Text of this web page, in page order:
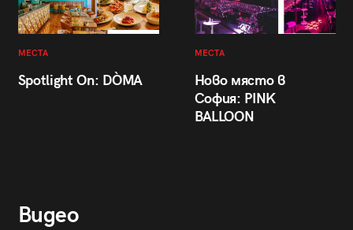
МЕСТА
Spotlight On: DÒMA
МЕСТА
Ново място в
София: PINK
BALLOON
Видео